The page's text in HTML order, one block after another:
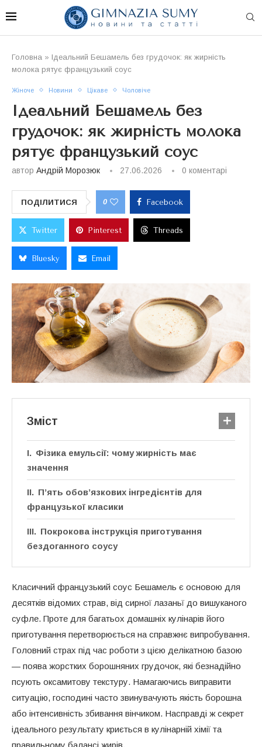
Головна » Ідеальний Бешамель без грудочок: як жирність
молока рятує французький соус
Жіноче Новини Цікаве Чоловіче
Ідеальний Бешамель без
грудочок: як жирність молока
рятує французький соус
автор Андрій Морозюк 27.06.2026 0 коментарі
ПОДІЛИТИСЯ 0 Facebook
Twitter Pinterest Threads
Bluesky Email
Зміст
Фізика емульсії: чому жирність має
значення
П’ять обов’язкових інгредієнтів для
французької класики
Покрокова інструкція приготування
бездоганного соусу
Класичний французький соус Бешамель є основою для
десятків відомих страв, від сирної лазаньї до вишуканого
суфле. Проте для багатьох домашніх кулінарів його
приготування перетворюється на справжнє випробування.
Головний страх під час роботи з цією делікатною базою
— поява жорстких борошняних грудочок, які безнадійно
псують оксамитову текстуру. Намагаючись виправити
ситуацію, господині часто звинувачують якість борошна
або інтенсивність збивання вінчиком. Насправді ж секрет
ідеального результату криється в кулінарній хімії та